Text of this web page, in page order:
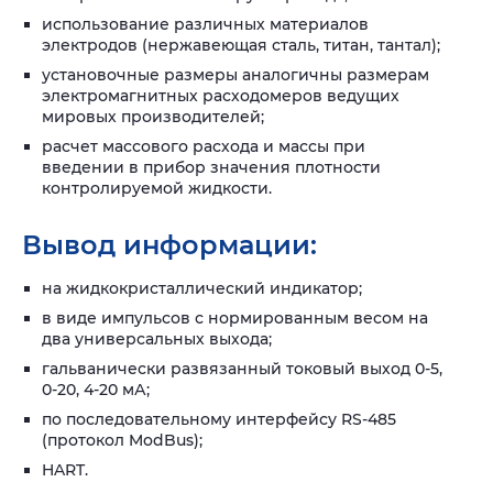
использование различных материалов
электродов (нержавеющая сталь, титан, тантал);
установочные размеры аналогичны размерам
электромагнитных расходомеров ведущих
мировых производителей;
расчет массового расхода и массы при
введении в прибор значения плотности
контролируемой жидкости.
Вывод информации:
на жидкокристаллический индикатор;
в виде импульсов с нормированным весом на
два универсальных выхода;
гальванически развязанный токовый выход 0-5,
0-20, 4-20 мА;
по последовательному интерфейсу RS-485
(протокол ModBus);
HART.